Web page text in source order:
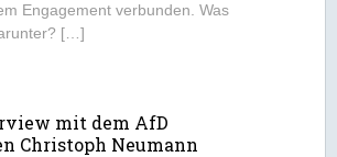
2
Engagement verbunden. Was
[…]
mit dem AfD
Christoph Neumann